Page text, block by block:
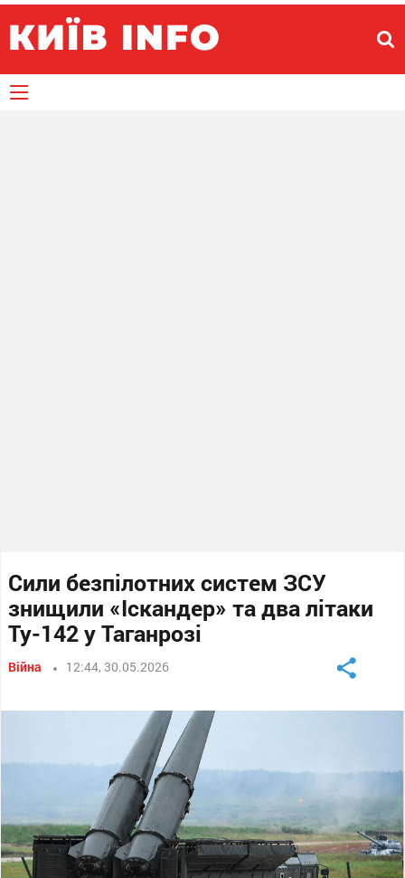
Сили безпілотних систем ЗСУ
знищили «Іскандер» та два літаки
Ту-142 у Таганрозі
Війна 12:44, 30.05.2026